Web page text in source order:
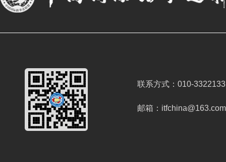
联系方式：010-
邮箱：itfchina@163.com